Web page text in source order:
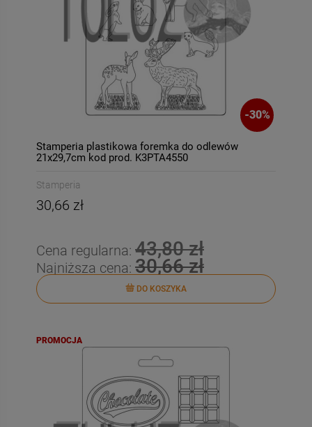
50%
4,90 zł
9,80 zł
Najniższa cena:
9,80 zł
Najniższa cena:
9,80 zł
-30%
Stamperia plastikowa foremka do odlewów
21x29,7cm kod prod. K3PTA4550
Stamperia
30,66 zł
Cena regularna: 43,80 zł
Najniższa cena: 30,66 zł
DO KOSZYKA
PROMOCJA